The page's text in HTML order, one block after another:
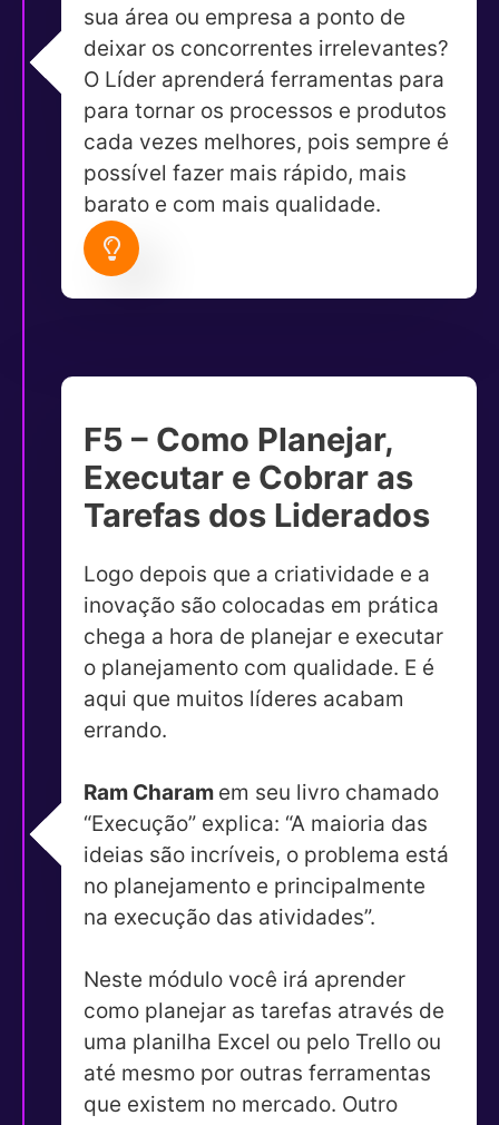
sua área ou empresa a ponto de
deixar os concorrentes irrelevantes?
O Líder aprenderá ferramentas para
para tornar os processos e produtos
cada vezes melhores, pois sempre é
possível fazer mais rápido, mais
barato e com mais qualidade.
F5 – Como Planejar,
Executar e Cobrar as
Tarefas dos Liderados
Logo depois que a criatividade e a
inovação são colocadas em prática
chega a hora de planejar e executar
o planejamento com qualidade. E é
aqui que muitos líderes acabam
errando.
Ram Charam em seu livro chamado
“Execução” explica: “A maioria das
ideias são incríveis, o problema está
no planejamento e principalmente
na execução das atividades”.
Neste módulo você irá aprender
como planejar as tarefas através de
uma planilha Excel ou pelo Trello ou
até mesmo por outras ferramentas
que existem no mercado. Outro